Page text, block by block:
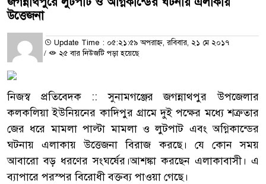
উত্তেজনা
Update Time : ০৫:২১:৫৯ অপরাহ্ন, রবিবার, ২১ মে ২০১৭
/
২৫ বার নিউজটি পড়া হয়েছে
নিজস্ব প্রতিবেদক :: সুনামগঞ্জের জগন্নাথপুর উপজেলার
কলকলিয়া ইউনিয়নের কাদিপুর গ্রামে দুই পক্ষের মধ্যে শত্রুতার
জের ধরে মামলা পাল্টা মামলা ও লুটপাট এবং অগ্নিকান্ডের
ঘটনায় এলাকায় উত্তেজনা বিরাজ করছে। যে কোন সময়
আবারো বড় ধরণের সংঘর্ষের।আশঙ্কা করছেন এলাকাবাসী। এ
ব্যাপারে পরস্পর বিরোধী বক্তব্য পাওয়া গেছে।